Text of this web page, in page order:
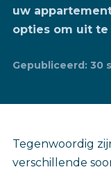
uw
opties om uit te
Gepubliceerd: 30
Tegenwoordig
verschillende